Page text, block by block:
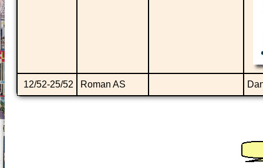
12/52-25/52 Roman AS